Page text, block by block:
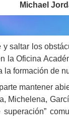
Michael
saltar los
la Oficina
formación de
mantener
Michelena,